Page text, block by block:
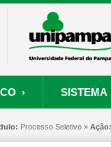
PROCESSOS
› SISTEMA
Processo Seletivo »